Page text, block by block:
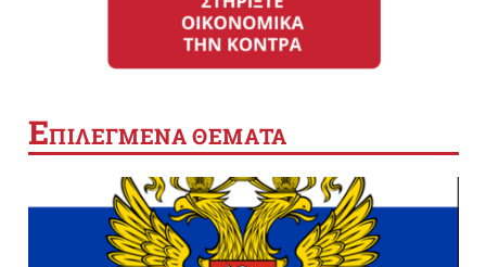
ΕΠΙΛΕΓΜΕΝΑ ΘΕΜΑΤΑ